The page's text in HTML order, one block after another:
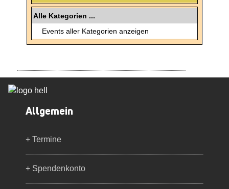
Alle Kategorien ...
Events aller Kategorien anzeigen
Allgemein
+ Termine
+ Spendenkonto